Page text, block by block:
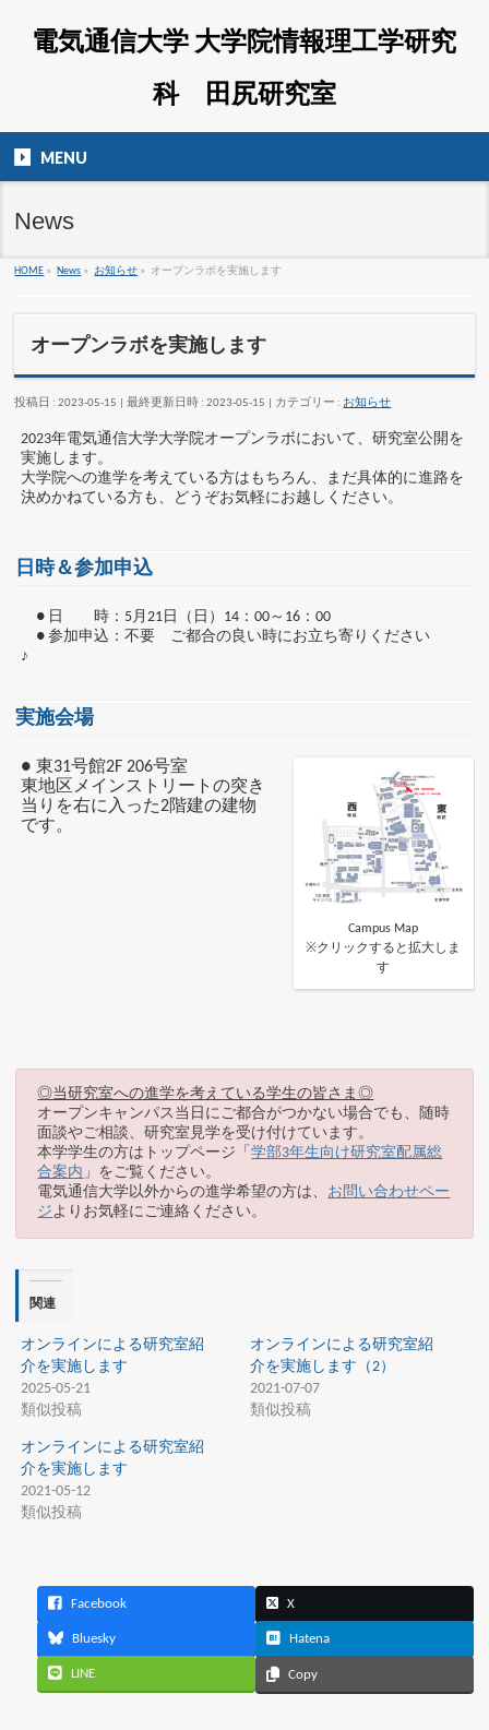
電気通信大学 大学院情報理工学研究
科 田尻研究室
MENU
News
HOME » News » お知らせ » オープンラボを実施します
オープンラボを実施します
投稿日 : 2023-05-15 最終更新日時 : 2023-05-15 カテゴリー : お知らせ
2023年電気通信大学大学院オープンラボにおいて、研究室公開を
実施します。
大学院への進学を考えている方はもちろん、まだ具体的に進路を
決めかねている方も、どうぞお気軽にお越しください。
日時＆参加申込
● 日 時：5月21日（日）14：00～16：00
● 参加申込：不要 ご都合の良い時にお立ち寄りください
♪
実施会場
● 東31号館2F 206号室
東地区メインストリートの突き
当りを右に入った2階建の建物
です。
Campus Map
※クリックすると拡大しま
す
◎当研究室への進学を考えている学生の皆さま◎
オープンキャンパス当日にご都合がつかない場合でも、随時
面談やご相談、研究室見学を受け付けています。
本学学生の方はトップページ「学部3年生向け研究室配属総
合案内」をご覧ください。
電気通信大学以外からの進学希望の方は、 お問い合わせペー
ジよりお気軽にご連絡ください。
関連
オンラインによる研究室紹
介を実施します
2025-05-21
類似投稿
オンラインによる研究室紹
介を実施します（2）
2021-07-07
類似投稿
オンラインによる研究室紹
介を実施します
2021-05-12
類似投稿
Facebook X
Bluesky Hatena
LINE Copy